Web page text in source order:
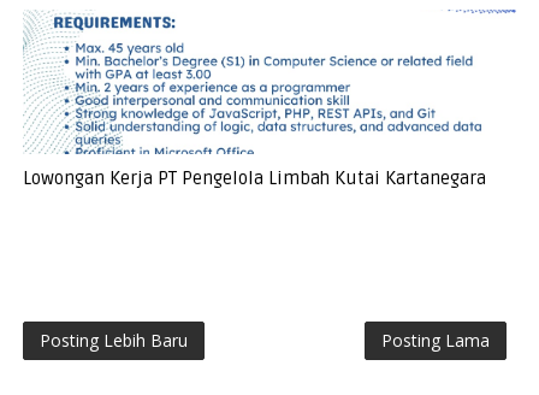
Lowongan Kerja PT Pengelola Limbah Kutai Kartanegara
Posting Lebih Baru Posting Lama